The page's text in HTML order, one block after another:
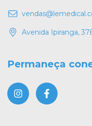
Avenida Ipiranga,
Permaneça